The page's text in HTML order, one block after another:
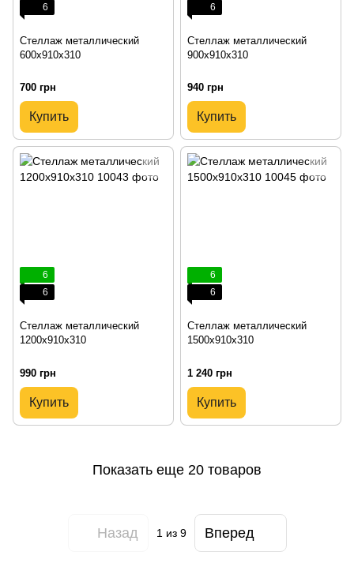
6
Стеллаж металлический
600х910х310
700 грн
Купить
6
Стеллаж металлический
900х910х310
940 грн
Купить
6
6
Стеллаж металлический
1200х910х310
990 грн
Купить
6
6
Стеллаж металлический
1500х910х310
1 240 грн
Купить
Показать еще 20 товаров
Назад 1 из 9 Вперед